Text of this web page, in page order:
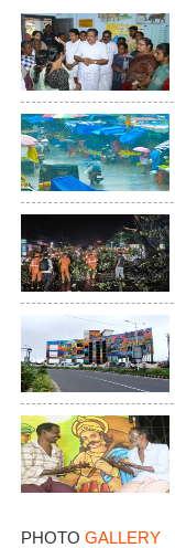
PHOTO GALLERY